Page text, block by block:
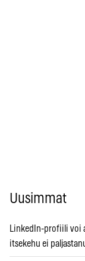
Uusimmat
LinkedIn-profiili voi
itsekehu ei